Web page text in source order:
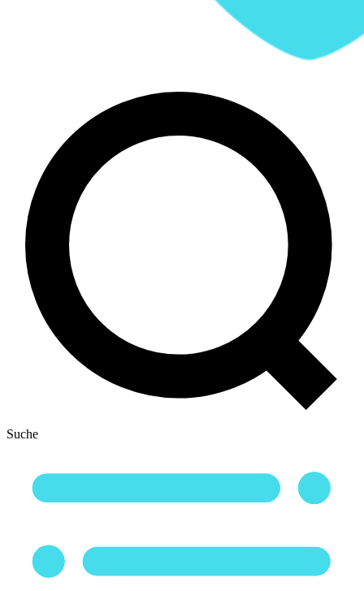
Suche